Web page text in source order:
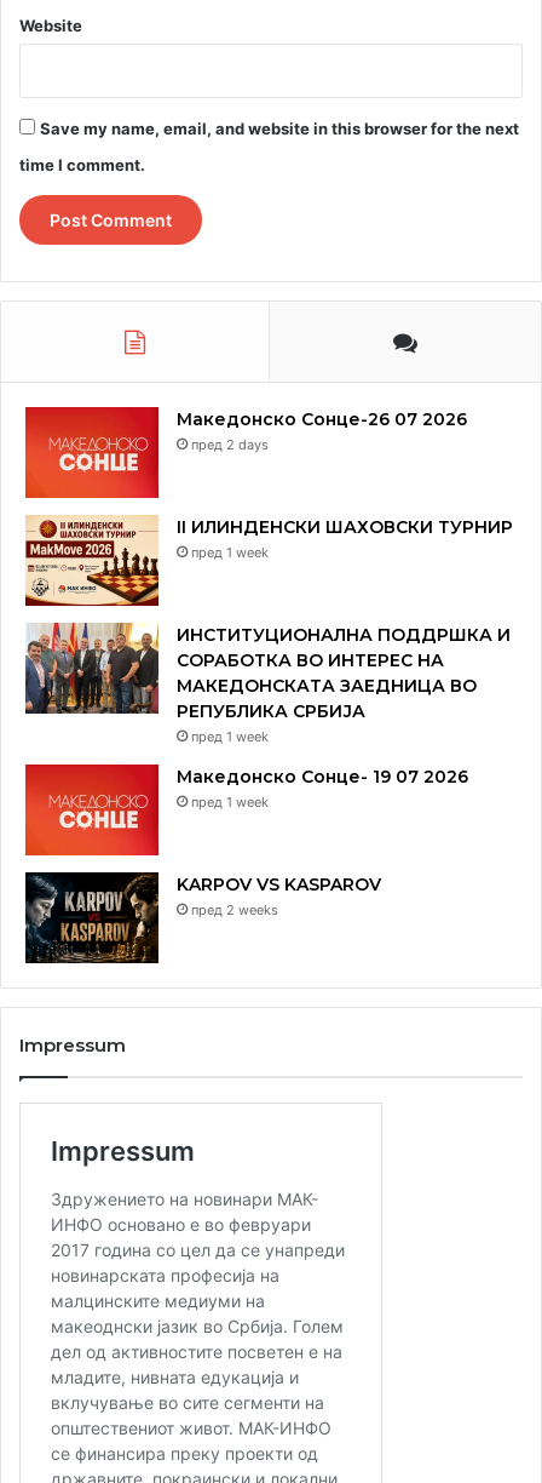
Website
Save my name, email, and website in this browser for the next
time I comment.
Македонско Сонце-26 07 2026
пред 2 days
II ИЛИНДЕНСКИ ШАХОВСКИ ТУРНИР
пред 1 week
ИНСТИТУЦИОНАЛНА ПОДДРШКА И
СОРАБОТКА ВО ИНТЕРЕС НА
МАКЕДОНСКАТА ЗАЕДНИЦА ВО
РЕПУБЛИКА СРБИЈА
пред 1 week
Македонско Сонце- 19 07 2026
пред 1 week
KARPOV VS KASPAROV
пред 2 weeks
Impressum